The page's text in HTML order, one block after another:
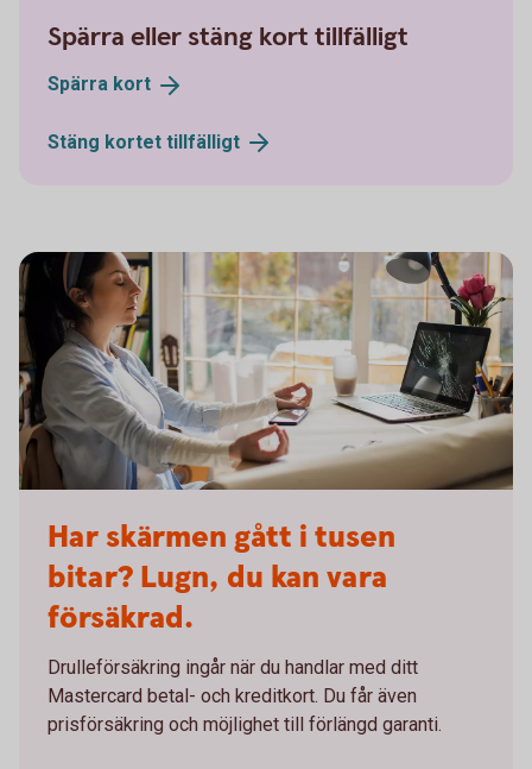
Spärra eller stäng kort tillfälligt
Spärra kort
Stäng kortet tillfälligt
Har skärmen gått i tusen
bitar? Lugn, du kan vara
försäkrad.
Drulleförsäkring ingår när du handlar med ditt
Mastercard betal- och kreditkort. Du får även
prisförsäkring och möjlighet till förlängd garanti.